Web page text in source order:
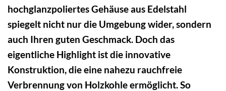
hochglanzpoliertes Gehäuse aus Edelstahl
spiegelt nicht nur die Umgebung wider, sondern
auch Ihren guten Geschmack. Doch das
eigentliche Highlight ist die innovative
Konstruktion, die eine nahezu rauchfreie
Verbrennung von Holzkohle ermöglicht. So